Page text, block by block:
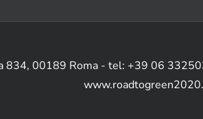
834, 00189 Roma - tel: +39 06